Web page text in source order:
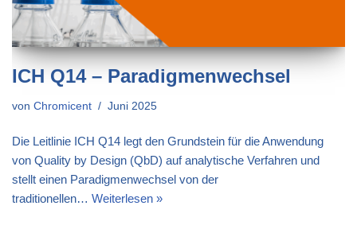
ICH Q14 – Paradigmenwechsel
von Chromicent Juni 2025
Die Leitlinie ICH Q14 legt den Grundstein für die Anwendung
von Quality by Design (QbD) auf analytische Verfahren und
stellt einen Paradigmenwechsel von der
traditionellen… Weiterlesen »